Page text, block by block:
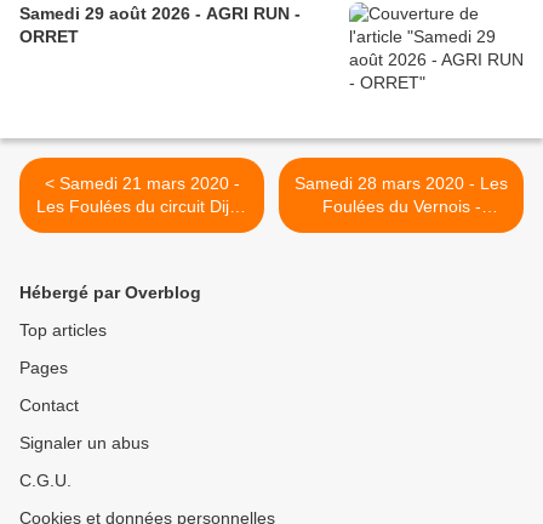
Samedi 29 août 2026 - AGRI RUN -
ORRET
< Samedi 21 mars 2020 -
Les Foulées du circuit Dijon
- Prenois - ANNULE
Samedi 28 mars 2020 - Les
Foulées du Vernois -
Remilly s/ Tille - ANNULE >
Hébergé par Overblog
Top articles
Pages
Contact
Signaler un abus
C.G.U.
Cookies et données personnelles